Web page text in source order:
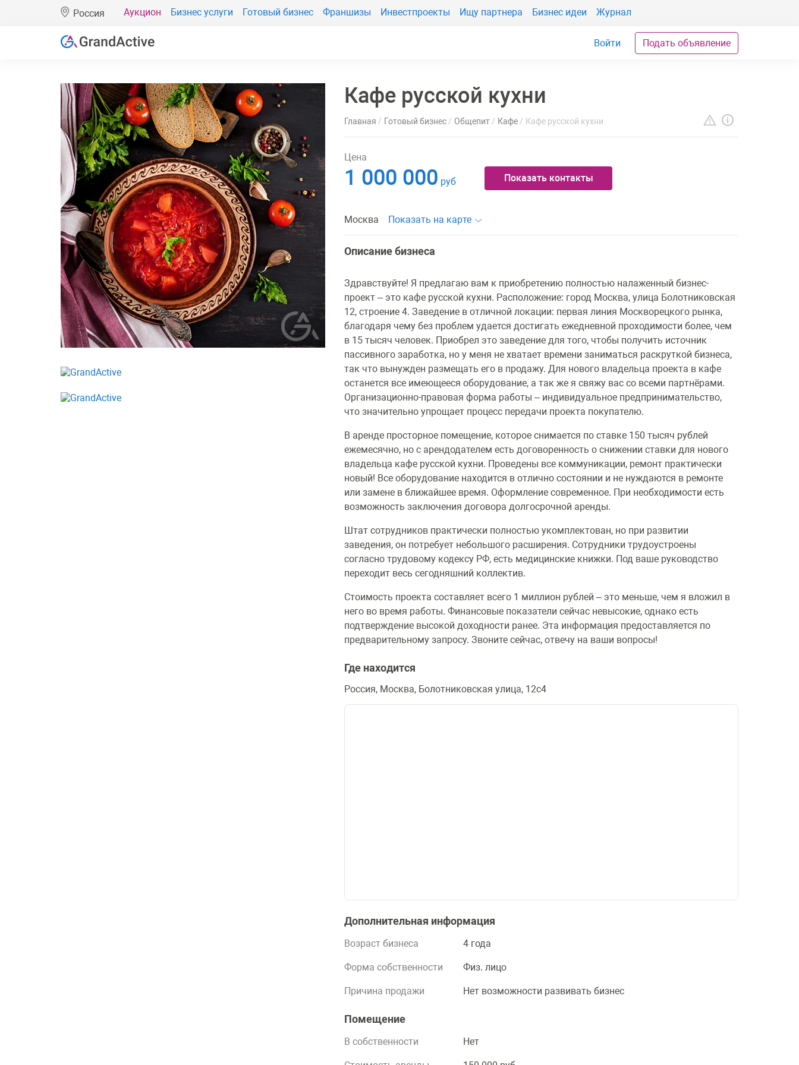
Россия Аукцион Бизнес услуги Готовый бизнес Франшизы Инвестпроекты Ищу партнера Бизнес идеи Журнал
Войти Подать объявление
Кафе русской кухни
Главная Готовый бизнес Общепит Кафе Кафе русской кухни
Цена
1 000 000 руб Показать контакты
Москва Показать на карте
Описание бизнеса
Здравствуйте! Я предлагаю вам к приобретению полностью налаженный бизнес-
проект – это кафе русской кухни. Расположение: город Москва, улица Болотниковская
12, строение 4. Заведение в отличной локации: первая линия Москворецкого рынка,
благодаря чему без проблем удается достигать ежедневной проходимости более, чем
в 15 тысяч человек. Приобрел это заведение для того, чтобы получить источник
пассивного заработка, но у меня не хватает времени заниматься раскруткой бизнеса,
так что вынужден размещать его в продажу. Для нового владельца проекта в кафе
останется все имеющееся оборудование, а так же я свяжу вас со всеми партнёрами.
Организационно-правовая форма работы – индивидуальное предпринимательство,
что значительно упрощает процесс передачи проекта покупателю.
В аренде просторное помещение, которое снимается по ставке 150 тысяч рублей
ежемесячно, но с арендодателем есть договоренность о снижении ставки для нового
владельца кафе русской кухни. Проведены все коммуникации, ремонт практически
новый! Все оборудование находится в отлично состоянии и не нуждаются в ремонте
или замене в ближайшее время. Оформление современное. При необходимости есть
возможность заключения договора долгосрочной аренды.
Штат сотрудников практически полностью укомплектован, но при развитии
заведения, он потребует небольшого расширения. Сотрудники трудоустроены
согласно трудовому кодексу РФ, есть медицинские книжки. Под ваше руководство
переходит весь сегодняшний коллектив.
Стоимость проекта составляет всего 1 миллион рублей – это меньше, чем я вложил в
него во время работы. Финансовые показатели сейчас невысокие, однако есть
подтверждение высокой доходности ранее. Эта информация предоставляется по
предварительному запросу. Звоните сейчас, отвечу на ваши вопросы!
Где находится
Россия, Москва, Болотниковская улица, 12с4
Дополнительная информация
Возраст бизнеса 4 года
Форма собственности Физ. лицо
Причина продажи Нет возможности развивать бизнес
Помещение
В собственности Нет